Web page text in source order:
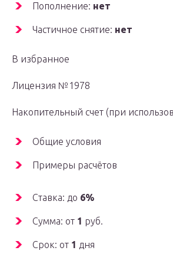
Пополнение: нет
Частичное снятие: нет
В избранное
Лицензия №1978
Накопительный счет (при
Общие условия
Примеры расчётов
Ставка: до 6%
Сумма: от 1 руб.
Срок: от 1 дня